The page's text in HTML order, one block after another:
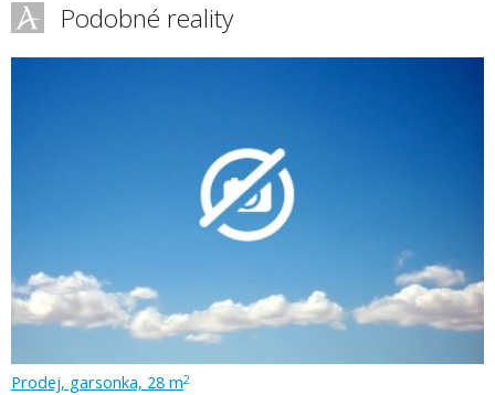
Podobné reality
Prodej, garsonka, 28 m2